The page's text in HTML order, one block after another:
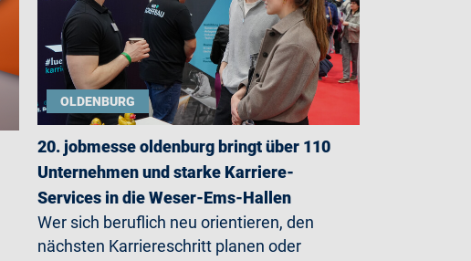
OLDENBURG
20. jobmesse oldenburg bringt über 110
Unternehmen und starke Karriere-
Services in die Weser-Ems-Hallen
Wer sich beruflich neu orientieren, den
nächsten Karriereschritt planen oder